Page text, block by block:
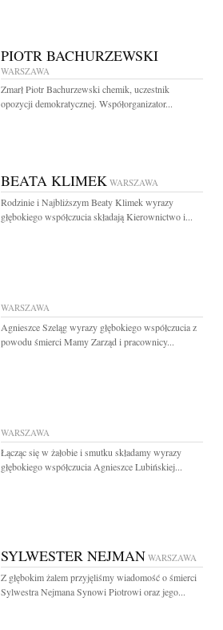
PIOTR BACHURZEWSKI
WARSZAWA
Zmarł Piotr Bachurzewski chemik, uczestnik
opozycji demokratycznej. Współorganizator...
BEATA KLIMEK WARSZAWA
Rodzinie i Najbliższym Beaty Klimek wyrazy
głębokiego współczucia składają Kierownictwo i...
WARSZAWA
Agnieszce Szeląg wyrazy głębokiego współczucia z
powodu śmierci Mamy Zarząd i pracownicy...
WARSZAWA
Łącząc się w żałobie i smutku składamy wyrazy
głębokiego współczucia Agnieszce Lubińskiej...
SYLWESTER NEJMAN WARSZAWA
Z głębokim żalem przyjęliśmy wiadomość o śmierci
Sylwestra Nejmana Synowi Piotrowi oraz jego...